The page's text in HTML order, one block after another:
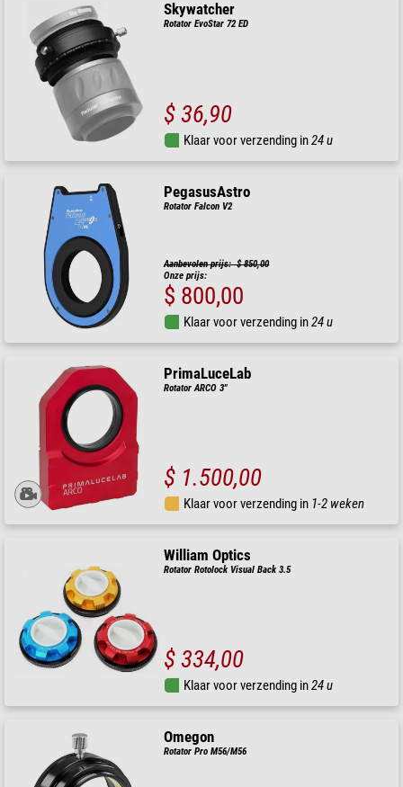
Skywatcher
Rotator EvoStar 72 ED
$ 36,90
Klaar voor verzending in24 u
PegasusAstro
Rotator Falcon V2
Aanbevolen prijs: $ 850,00
Onze prijs:
$ 800,00
Klaar voor verzending in24 u
PrimaLuceLab
Rotator ARCO 3"
$ 1.500,00
Klaar voor verzending in 1-2 weken
William Optics
Rotator Rotolock Visual Back 3.5
$ 334,00
Klaar voor verzending in24 u
Omegon
Rotator Pro M56/M56